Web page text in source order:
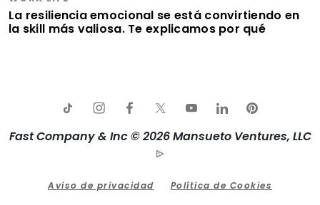
La resiliencia emocional se está convirtiendo en
la skill más valiosa. Te explicamos por qué
Fast Company & Inc © 2026 Mansueto Ventures, LLC
Aviso de privacidad Política de Cookies